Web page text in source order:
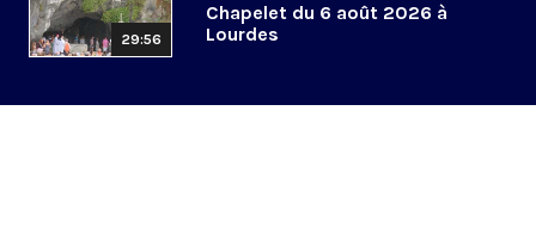
29:56
Chapelet du 6 août 2026 à
Lourdes